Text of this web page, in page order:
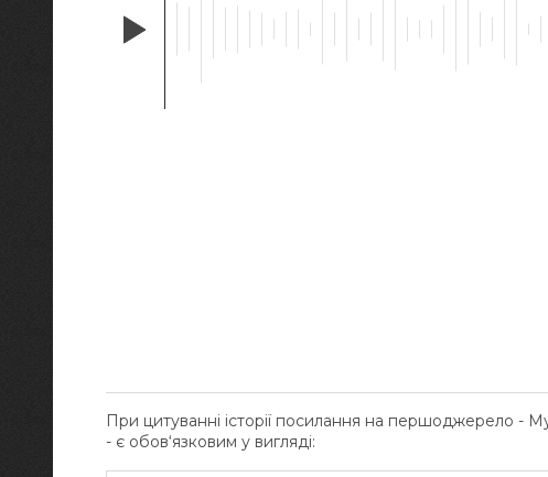
При цитуванні історії посилання на першоджерело -
- є обов‘язковим у вигляді: